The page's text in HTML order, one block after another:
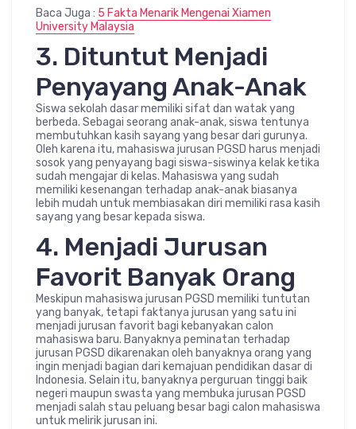
Baca Juga : 5 Fakta Menarik Mengenai Xiamen
University Malaysia
3. Dituntut Menjadi
Penyayang Anak-Anak
Siswa sekolah dasar memiliki sifat dan watak yang
berbeda. Sebagai seorang anak-anak, siswa tentunya
membutuhkan kasih sayang yang besar dari gurunya.
Oleh karena itu, mahasiswa jurusan PGSD harus menjadi
sosok yang penyayang bagi siswa-siswinya kelak ketika
sudah mengajar di kelas. Mahasiswa yang sudah
memiliki kesenangan terhadap anak-anak biasanya
lebih mudah untuk membiasakan diri memiliki rasa kasih
sayang yang besar kepada siswa.
4. Menjadi Jurusan
Favorit Banyak Orang
Meskipun mahasiswa jurusan PGSD memiliki tuntutan
yang banyak, tetapi faktanya jurusan yang satu ini
menjadi jurusan favorit bagi kebanyakan calon
mahasiswa baru. Banyaknya peminatan terhadap
jurusan PGSD dikarenakan oleh banyaknya orang yang
ingin menjadi bagian dari kemajuan pendidikan dasar di
Indonesia. Selain itu, banyaknya perguruan tinggi baik
negeri maupun swasta yang membuka jurusan PGSD
menjadi salah stau peluang besar bagi calon mahasiswa
untuk melirik jurusan ini.